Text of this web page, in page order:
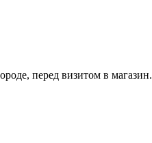
перед визитом в магазин.